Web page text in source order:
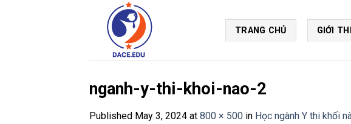
TRANG CHỦ GIỚI
nganh-y-thi-khoi-nao-2
Published May 3, 2024 at 800 × 500 in Học ngành Y thi khối